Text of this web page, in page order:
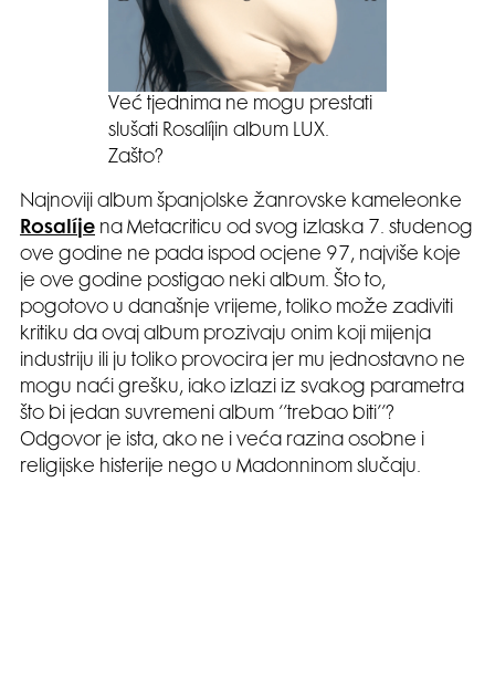
Već tjednima ne mogu prestati
slušati Rosalíjin album LUX.
Zašto?
Najnoviji album španjolske žanrovske kameleonke
Rosalíje na Metacriticu od svog izlaska 7. studenog
ove godine ne pada ispod ocjene 97, najviše koje
je ove godine postigao neki album. Što to,
pogotovo u današnje vrijeme, toliko može zadiviti
kritiku da ovaj album prozivaju onim koji mijenja
industriju ili ju toliko provocira jer mu jednostavno ne
mogu naći grešku, iako izlazi iz svakog parametra
što bi jedan suvremeni album ‘’trebao biti’’?
Odgovor je ista, ako ne i veća razina osobne i
religijske histerije nego u Madonninom slučaju.